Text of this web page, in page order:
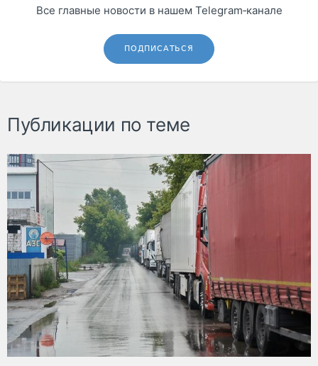
Все главные новости в нашем Telegram‑канале
ПОДПИСАТЬСЯ
Публикации по теме